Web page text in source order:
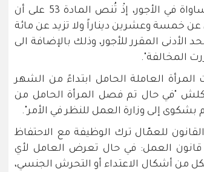
ويتناول القانون مسائل شائكة مثل المطالبة بالمساواة في الأجور، إذْ تُنص المادة 53 على أن
خمسة وعشرين ديناراً ولا تزيد عن مائة
الأدنى المقرر للأجور، وذلك بالإضافة الى
المخالفة".
خدمات المرأة العاملة الحامل ابتداءً من الشهر
"في حال تم فصل المرأة الحامل من
إلى وزارة العمل للنظر في الأمر".
للعمّال ترك الوظيفة مع الاحتفاظ
العمالية. وحسب المادة 29/6 من قانون العمل: في حال تعرض العامل لأي
من أشكال الاعتداء أو التحرش الجنسي،